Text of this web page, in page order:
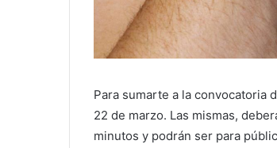
Para sumarte a la convocatoria
22 de marzo. Las mismas,
minutos y podrán ser para